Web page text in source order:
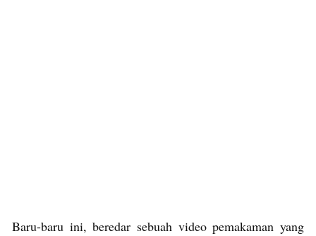
Baru-baru ini, beredar sebuah video pemakaman yang